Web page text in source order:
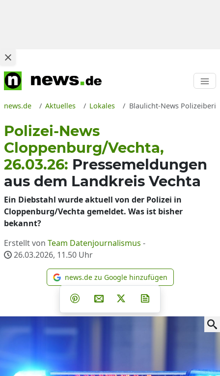
news.de Aktuelles Lokales Blaulicht-News
Polizei-News
Cloppenburg/Vechta,
26.03.26: Pressemeldungen
aus dem Landkreis Vechta
Ein Diebstahl wurde aktuell von der Polizei in
Cloppenburg/Vechta gemeldet. Was ist bisher
bekannt?
Erstellt von Team Datenjournalismus -
26.03.2026, 11.50 Uhr
news.de zu Google
news.de zu Google hinzufügen
Teilen auf Facebook
Teilen auf Whatsapp
Teilen auf Telegram
Teilen auf Pinterest
Per E-Mail teilen
Post auf X